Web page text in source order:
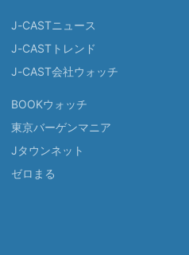
J-CASTニュース
J-CASTトレンド
J-CAST会社ウォッチ
BOOKウォッチ
東京バーゲンマニア
Jタウンネット
ゼロまる